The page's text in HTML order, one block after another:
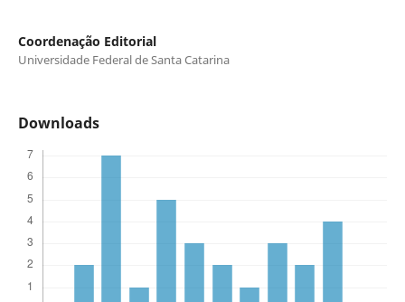
Coordenação Editorial
Universidade Federal de Santa Catarina
Downloads